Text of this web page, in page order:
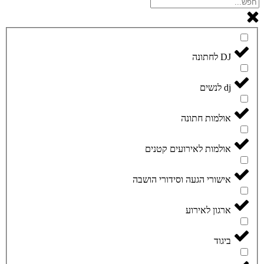
DJ לחתונה
dj לנשים
אולמות חתונה
אולמות לאירועים קטנים
אישורי הגעה וסידורי הושבה
ארגון לאירוע
ביגוד